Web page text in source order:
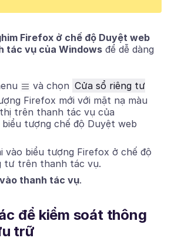
Firefox ở chế độ Duyệt web
tác vụ của Windows để dễ dàng
và chọn Cửa sổ riêng tư
Firefox mới với mặt nạ màu
trên thanh tác vụ của
biểu tượng chế độ Duyệt web
vào biểu tượng Firefox ở chế độ
tư trên thanh tác vụ.
thanh tác vụ.
để kiểm soát thông
trữ